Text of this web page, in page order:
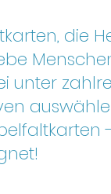
die
unter